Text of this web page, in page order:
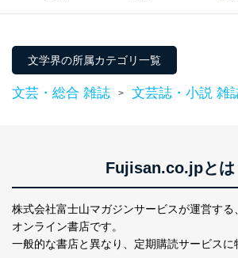
個人情報保護マネジメントシステムの継
当社は、内部監査及びマネジメントレビ
じて、個人情報保護マネジメントシステ
善し、常に最良の状態を維持します。
苦情及び相談受付け窓口
絡ください。
適切、かつ迅速に対応させていただきま
株式会社富士山マガジンサービス 個人
係
TEL：0570-200-223
FAX：03-5459-7073
文学界の所属カテゴリ一覧
文芸・総合 雑誌 > 文芸誌・小説 雑
Fujisan.co.jpとは
株式会社富士山マガジンサービスが運営する、
オンライン書店です。
一般的な書店と異なり、 定期購読サービスに